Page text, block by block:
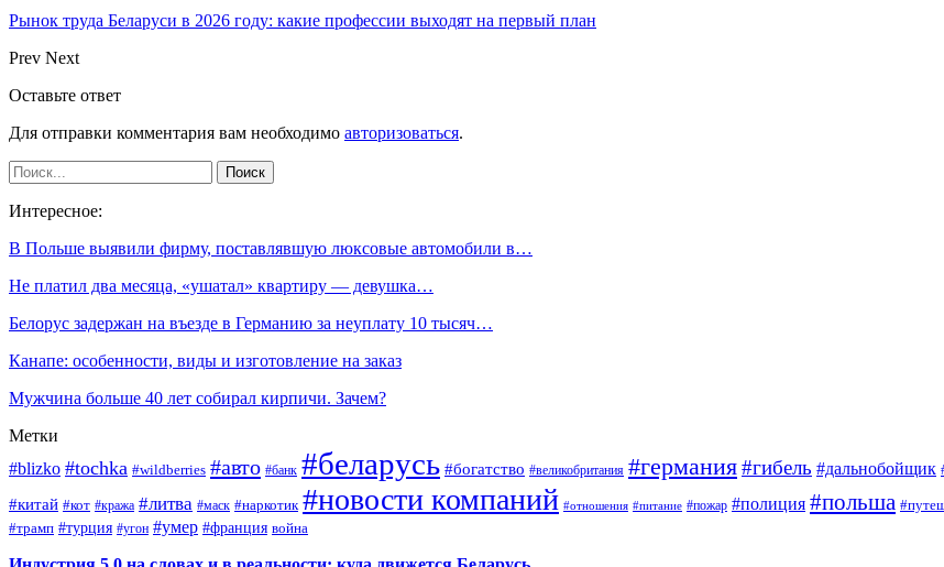
Рынок труда Беларуси в 2026 году: какие профессии выходят на первый план
Prev Next
Оставьте ответ
Для отправки комментария вам необходимо авторизоваться.
Интересное:
В Польше выявили фирму, поставлявшую люксовые автомобили в…
Не платил два месяца, «ушатал» квартиру — девушка…
Белорус задержан на въезде в Германию за неуплату 10 тысяч…
Канапе: особенности, виды и изготовление на заказ
Мужчина больше 40 лет собирал кирпичи. Зачем?
Метки
#blizko #tochka #wildberries #авто #банк #беларусь #богатство #великобритания #германия#гибель #дальнобойщик
#китай #кот #кража #литва #маск #наркотик #новости компаний #отношения #питание #пожар #полиция #польша
#трамп #турция #угон #умер #франция война